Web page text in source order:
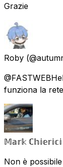
Grazie
Roby
funziona la
𝕄𝕒𝕣𝕜 ℂ𝕙𝕚𝕖𝕣𝕚𝕔𝕚
Non è